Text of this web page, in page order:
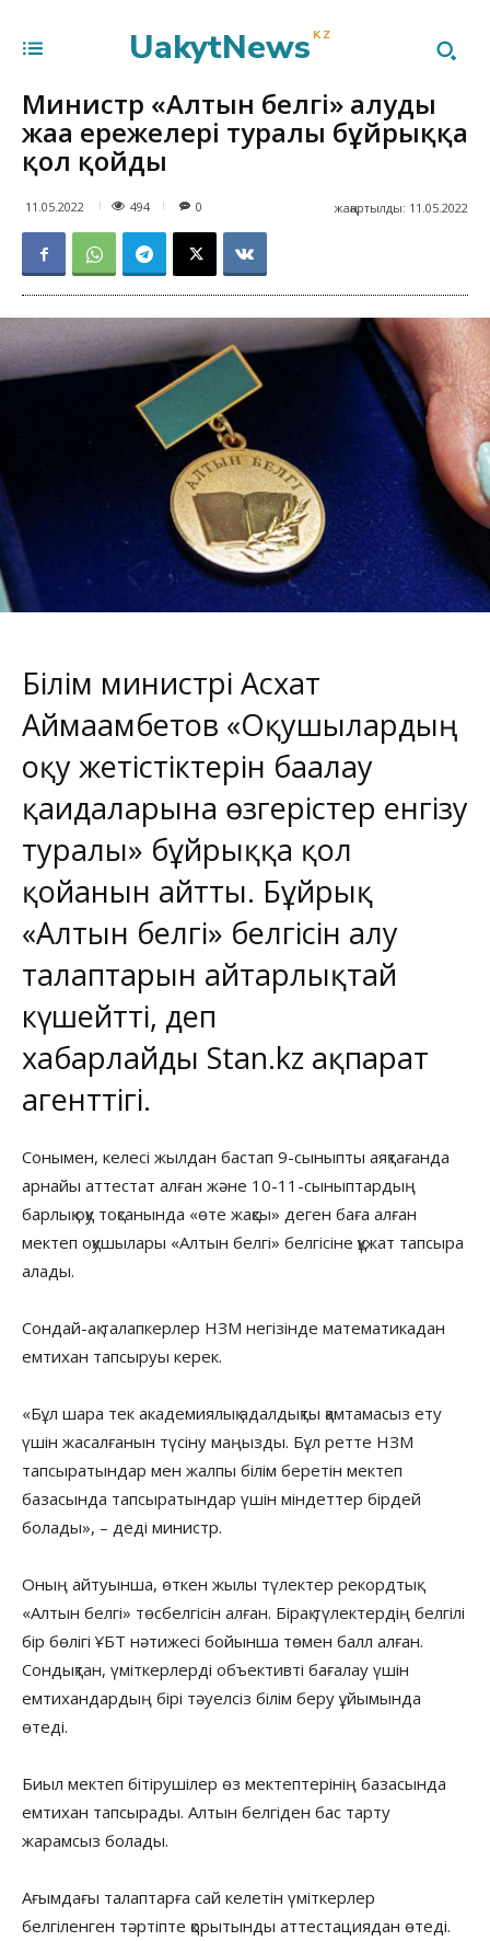
UakytNews KZ
Министр «Алтын белгі» алудың
жаңа ережелері туралы бұйрыққа
қол қойды
11.05.2022 494 жаңартылды: 11.05.2022
0
Білім министрі Асхат
Аймағамбетов «Оқушылардың
оқу жетістіктерін бағалау
қағидаларына өзгерістер енгізу
туралы» бұйрыққа қол
қойғанын айтты. Бұйрық
«Алтын белгі» белгісін алу
талаптарын айтарлықтай
күшейтті, деп
хабарлайды Stan.kz ақпарат
агенттігі.
Сонымен, келесі жылдан бастап 9-сыныпты аяқтағанда
арнайы аттестат алған және 10-11-сыныптардың
барлық оқу тоқсанында «өте жақсы» деген баға алған
мектеп оқушылары «Алтын белгі» белгісіне құжат тапсыра
алады.
Сондай-ақ талапкерлер НЗМ негізінде математикадан
емтихан тапсыруы керек.
«Бұл шара тек академиялық адалдықты қамтамасыз ету
үшін жасалғанын түсіну маңызды. Бұл ретте НЗМ
тапсыратындар мен жалпы білім беретін мектеп
базасында тапсыратындар үшін міндеттер бірдей
болады», – деді министр.
Оның айтуынша, өткен жылы түлектер рекордтық
«Алтын белгі» төсбелгісін алған. Бірақ түлектердің белгілі
бір бөлігі ҰБТ нәтижесі бойынша төмен балл алған.
Сондықтан, үміткерлерді объективті бағалау үшін
емтихандардың бірі тәуелсіз білім беру ұйымында
өтеді.
Биыл мектеп бітірушілер өз мектептерінің базасында
емтихан тапсырады. Алтын белгіден бас тарту
жарамсыз болады.
Ағымдағы талаптарға сай келетін үміткерлер
белгіленген тәртіпте қорытынды аттестациядан өтеді.